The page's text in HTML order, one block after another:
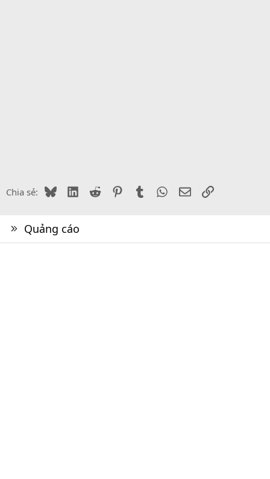
Chia sẻ: BlueskyLinkedIn
Reddit PinterestTumblr WhatsApp
EmailLink
Quảng cáo